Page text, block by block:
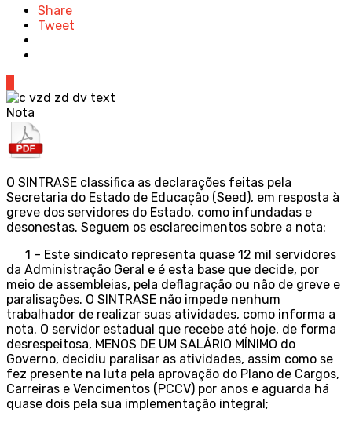
Share
Tweet
Nota
O SINTRASE classifica as declarações feitas pela
Secretaria do Estado de Educação (Seed), em resposta à
greve dos servidores do Estado, como infundadas e
desonestas. Seguem os esclarecimentos sobre a nota:
1 – Este sindicato representa quase 12 mil servidores
da Administração Geral e é esta base que decide, por
meio de assembleias, pela deflagração ou não de greve e
paralisações. O SINTRASE não impede nenhum
trabalhador de realizar suas atividades, como informa a
nota. O servidor estadual que recebe até hoje, de forma
desrespeitosa, MENOS DE UM SALÁRIO MÍNIMO do
Governo, decidiu paralisar as atividades, assim como se
fez presente na luta pela aprovação do Plano de Cargos,
Carreiras e Vencimentos (PCCV) por anos e aguarda há
quase dois pela sua implementação integral;